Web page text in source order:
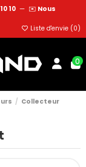
10 — ✉️ Nous
Liste d'envie (0)
0
Collecteur